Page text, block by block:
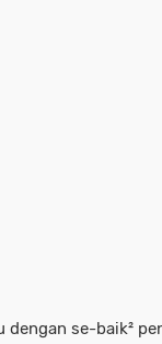
dengan se-baik²